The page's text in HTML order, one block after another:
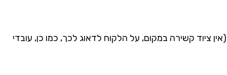
ציוד קשירה במקום, על הלקוח לדאוג לכך, כמו כן, עובדי